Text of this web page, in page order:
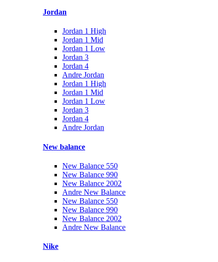
Jordan
Jordan 1 High
Jordan 1 Mid
Jordan 1 Low
Jordan 3
Jordan 4
Andre Jordan
Jordan 1 High
Jordan 1 Mid
Jordan 1 Low
Jordan 3
Jordan 4
Andre Jordan
New balance
New Balance 550
New Balance 990
New Balance 2002
Andre New Balance
New Balance 550
New Balance 990
New Balance 2002
Andre New Balance
Nike